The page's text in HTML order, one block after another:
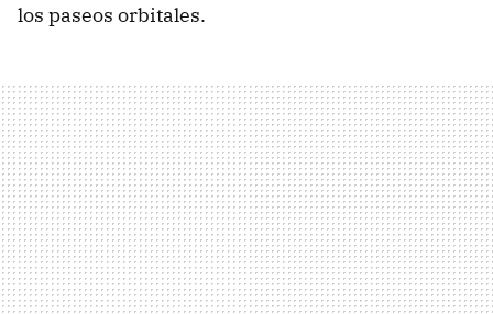
los paseos orbitales.